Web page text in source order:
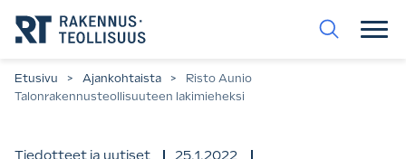
suoraan
sisältöön.
Etusivu > Ajankohtaista >
Risto Aunio
Talonrakennusteollisuuteen lakimieheksi
Tiedotteet ja uutiset
25.1.2022